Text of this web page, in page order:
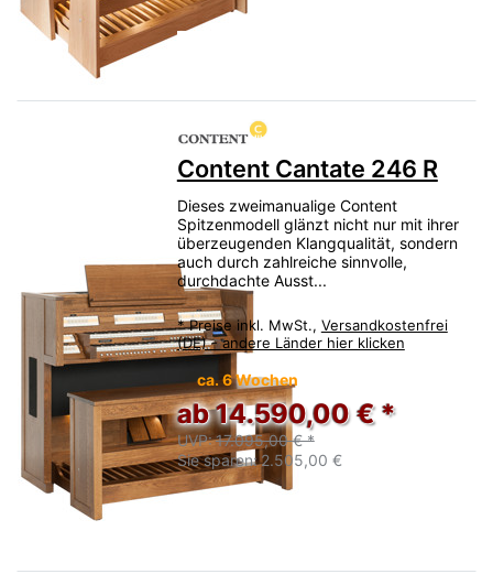
Content Cantate 246 R
Dieses zweimanualige Content
Spitzenmodell glänzt nicht nur mit ihrer
überzeugenden Klangqualität, sondern
auch durch zahlreiche sinnvolle,
durchdachte Ausst...
* Preise inkl. MwSt., Versandkostenfrei
(DE) - andere Länder hier klicken
ca. 6 Wochen
ab 14.590,00 € *
UVP:17.095,00 € *
Sie sparen:2.505,00 €